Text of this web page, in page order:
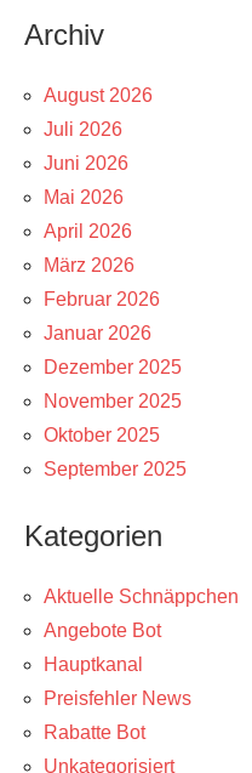
Archiv
August 2026
Juli 2026
Juni 2026
Mai 2026
April 2026
März 2026
Februar 2026
Januar 2026
Dezember 2025
November 2025
Oktober 2025
September 2025
Kategorien
Aktuelle Schnäppchen
Angebote Bot
Hauptkanal
Preisfehler News
Rabatte Bot
Unkategorisiert